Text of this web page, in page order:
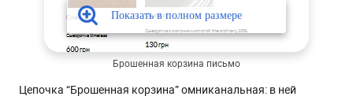
Брошенная корзина письмо
Цепочка “Брошенная корзина” омниканальная: в ней